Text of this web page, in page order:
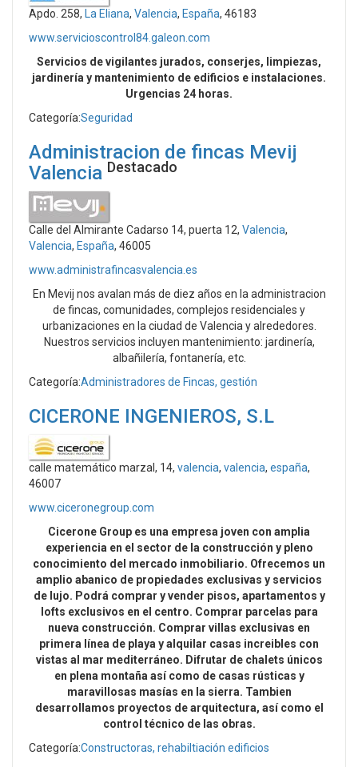
Apdo. 258, La Eliana, Valencia, España, 46183
www.servicioscontrol84.galeon.com
Servicios de vigilantes jurados, conserjes, limpiezas,
jardinería y mantenimiento de edificios e instalaciones.
Urgencias 24 horas.
Categoría:Seguridad
Administracion de fincas Mevij
Valencia Destacado
Calle del Almirante Cadarso 14, puerta 12, Valencia,
Valencia, España, 46005
www.administrafincasvalencia.es
En Mevij nos avalan más de diez años en la administracion
de fincas, comunidades, complejos residenciales y
urbanizaciones en la ciudad de Valencia y alrededores.
Nuestros servicios incluyen mantenimiento: jardinería,
albañilería, fontanería, etc.
Categoría:Administradores de Fincas, gestión
CICERONE INGENIEROS, S.L
calle matemático marzal, 14, valencia, valencia, españa,
46007
www.ciceronegroup.com
Cicerone Group es una empresa joven con amplia
experiencia en el sector de la construcción y pleno
conocimiento del mercado inmobiliario. Ofrecemos un
amplio abanico de propiedades exclusivas y servicios
de lujo. Podrá comprar y vender pisos, apartamentos y
lofts exclusivos en el centro. Comprar parcelas para
nueva construcción. Comprar villas exclusivas en
primera línea de playa y alquilar casas increibles con
vistas al mar mediterráneo. Difrutar de chalets únicos
en plena montaña así como de casas rústicas y
maravillosas masías en la sierra. Tambien
desarrollamos proyectos de arquitectura, así como el
control técnico de las obras.
Categoría:Constructoras, rehabiltiación edificios